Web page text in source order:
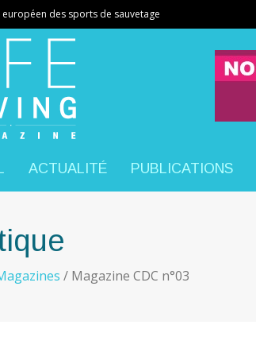
européen des sports de sauvetage
ACTUALITÉ PUBLICATIONS
/ Magazine CDC n°03